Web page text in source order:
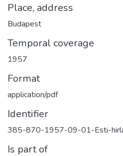
Place, address
Budapest
Temporal coverage
1957
Format
application/pdf
Identifier
385-870-1957-09-01-Esti-
Is part of